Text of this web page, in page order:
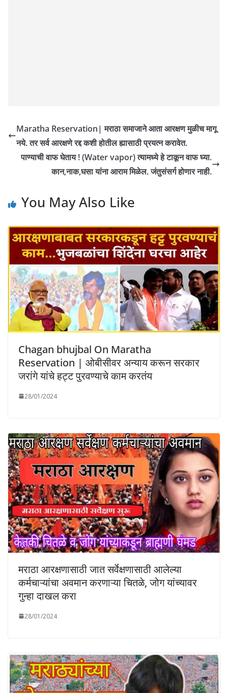
Maratha Reservation| मराठा समाजाने आता आरक्षण मुळीच मागू
नये. तर सर्व आरक्षणे रद्द कशी होतील ह्यासाठी प्रयत्न करावेत.
पाण्याची वाफ घेताय ! (Water vapor) त्यामध्ये हे टाकून वाफ घ्या.
कान,नाक,घसा यांना आराम मिळेल. जंतुसंसर्ग होणार नाही.
You May Also Like
Chagan bhujbal On Maratha
Reservation | ओबीसीवर अन्याय करून सरकार
जरांगे यांचे हट्ट पुरवण्याचे काम करतंय
28/01/2024
मराठा आरक्षणासाठी जात सर्वेक्षणासाठी आलेल्या
कर्मचाऱ्यांचा अवमान करणाऱ्या चितळे, जोग यांच्यावर
गुन्हा दाखल करा
28/01/2024